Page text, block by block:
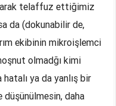
telaffuz ettiğimiz
da (dokunabilir de,
ekibinin mikroişlemci
olmadğı kimi
ya da yanlış bir
düşünülmesin, daha